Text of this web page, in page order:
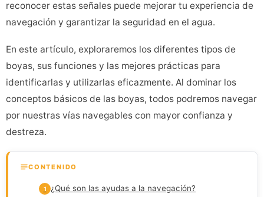
reconocer estas señales puede mejorar tu experiencia de
navegación y garantizar la seguridad en el agua.
En este artículo, exploraremos los diferentes tipos de
boyas, sus funciones y las mejores prácticas para
identificarlas y utilizarlas eficazmente. Al dominar los
conceptos básicos de las boyas, todos podremos navegar
por nuestras vías navegables con mayor confianza y
destreza.
CONTENIDO
1 ¿Qué son las ayudas a la navegación?